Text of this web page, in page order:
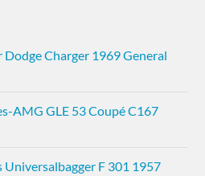
Charger 1969 General
AMG GLE 53 Coupé C167
F 301 1957